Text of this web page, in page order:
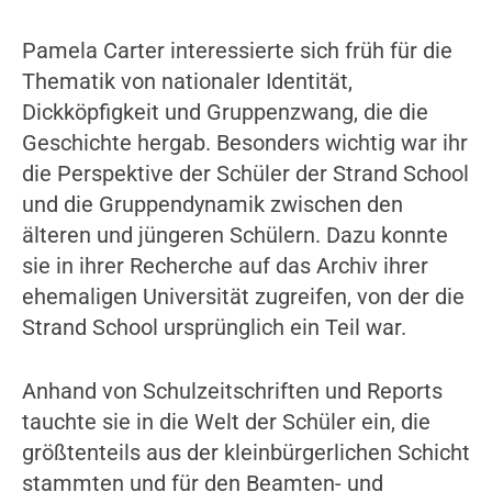
Pamela Carter interessierte sich früh für die
Thematik von nationaler Identität,
Dickköpfigkeit und Gruppenzwang, die die
Geschichte hergab. Besonders wichtig war ihr
die Perspektive der Schüler der Strand School
und die Gruppendynamik zwischen den
älteren und jüngeren Schülern. Dazu konnte
sie in ihrer Recherche auf das Archiv ihrer
ehemaligen Universität zugreifen, von der die
Strand School ursprünglich ein Teil war.
Anhand von Schulzeitschriften und Reports
tauchte sie in die Welt der Schüler ein, die
größtenteils aus der kleinbürgerlichen Schicht
stammten und für den Beamten- und